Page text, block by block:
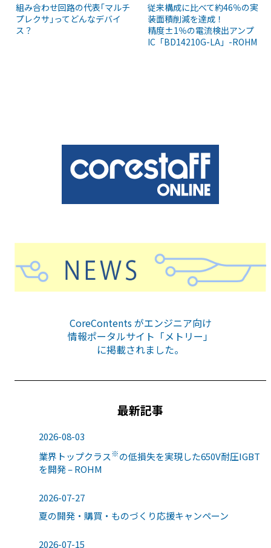
組み合わせ回路の代表｢マルチ
プレクサ｣ってどんなデバイ
ス？
従来構成に比べて約46％の実
装面積削減を達成！
精度±1％の電流検出アンプ
IC「BD14210G-LA」-ROHM
CoreContents がエンジニア向け
情報ポータルサイト「メトリー」
に掲載されました。
最新記事
2026-08-03
業界トップクラス※の低損失を実現した650V耐圧IGBT
を開発 – ROHM
2026-07-27
夏の開発・購買・ものづくり応援キャンペーン
2026-07-15